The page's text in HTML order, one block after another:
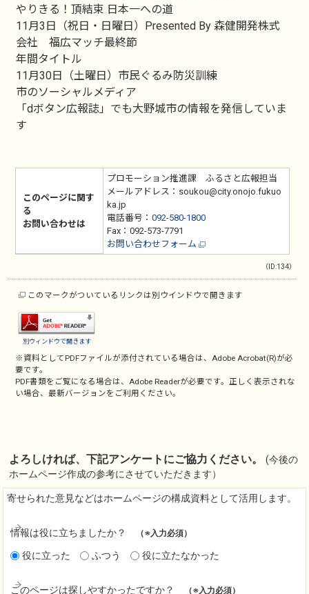
やりきる！頂結束 日本一への道
11月3日（祝日・日曜日）Presented By 森健開発株式
会社 福広マッチ最終節
年間タイトル
11月30日（土曜日）市民ぐるみ防災訓練
市のソーシャルメディア
「dボタン広報誌」でも大野城市の情報を発信していま
す
このページに関す
る
お問い合わせは
プロモーション推進課 ふるさと広報担当
メールアドレス：soukou@city.onojo.fukuo
ka.jp
電話番号： 092-580-1800
Fax：092-573-7791
お問い合わせフォーム
（ID:134）
このマークがついているリンクは別ウインドウで開きます
別ウィンドウで開きます
※資料としてPDFファイルが添付されている場合は、 Adobe Acrobat(R)が必
要です。
PDF書類をご覧になる場合は、 Adobe Readerが必要です。正しく表示されな
い場合、最新バージョンをご利用ください。